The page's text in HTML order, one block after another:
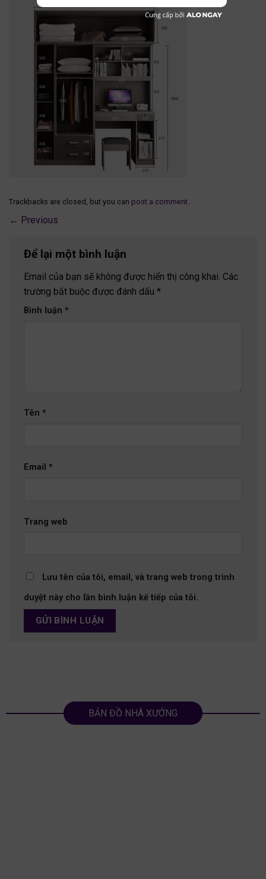
Trackbacks are closed, but you can post a comment
← Previous
Để lại một bình luận
Email của bạn sẽ không được hiển thị công khai. Các
trường bắt buộc được đánh dấu *
Bình luận *
Tên *
Email *
Trang web
Lưu tên của tôi, email, và trang web trong trình
duyệt này cho lần bình luận kế tiếp của tôi.
BẢN ĐỒ NHÀ XƯỞNG